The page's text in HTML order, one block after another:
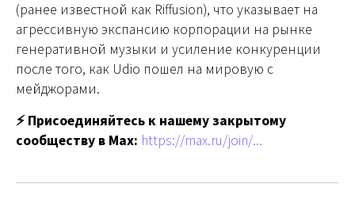
(ранее известной как Riffusion), что указывает на
агрессивную экспансию корпорации на рынке
генеративной музыки и усиление конкуренции
после того, как Udio пошел на мировую с
мейджорами.
⚡️ Присоединяйтесь к нашему закрытому
сообществу в Max: https://max.ru/join/...